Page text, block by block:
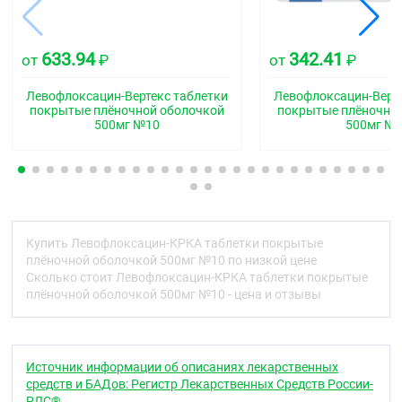
Таблетки 250 мг:
Продолговатые, двояковыпуклые
таблетки, покрытые плёночной оболочкой
розового цвета, с риской на одной стороне.
таблетки, покрытые плёночной оболочкой
оранжевого цвета, с риской на одной стороне.
Противомикробное средство - фторхинолон
Фармакологические свойства
Фармакодинамика
Препарат Левофлоксацин — КРКА — синтетический
качестве действующего вещества левофлоксацин
— левовращающий изомер офлоксацина.
от 633.94₽
Левофлоксацин-Вертекс таблетки
покрытые плёночной оболочкой
500мг №10
от 342.41 ₽
Левофлоксацин-
покрытые
500мг
Купить Левофлоксацин-КРКА таблетки покрытые
плёночной оболочкой 500мг №10 по низкой цене
Сколько стоит Левофлоксацин-КРКА таблетки покрытые
плёночной оболочкой 500мг №10 - цена и отзывы
Источник информации об описаниях лекарственных
средств и БАДов: Регистр Лекарственных Средств России-